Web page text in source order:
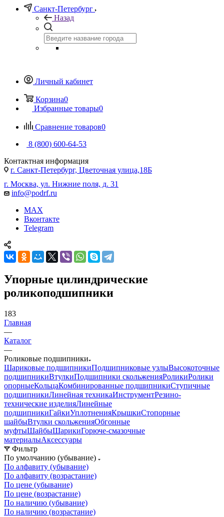
Санкт-Петербург
Назад
Личный кабинет
Корзина0
Избранные товары0
Сравнение товаров0
8 (800) 600-64-53
Контактная информация
г. Санкт-Петербург, Цветочная улица,18Б
г. Москва, ул. Нижние поля, д. 31
info@podrf.ru
MAX
Вконтакте
Telegram
Упорные цилиндрические
роликоподшипники
183
Главная
—
Каталог
—
Роликовые подшипники
Шариковые подшипникиПодшипниковые узлыВысокоточные
подшипникиВтулкиПодшипники скольженияРоликиРолики
опорныеКольцаКомбинированные подшипникиСтупичные
подшипникиЛинейная техникаИнструментРезино-
технические изделияЛинейные
подшипникиГайкиУплотненияКрышкиСтопорные
шайбыВтулки скольженияОбгонные
муфтыШайбыШарикиГорюче-смазочные
материалыАксессуары
Фильтр
По умолчанию (убывание)
По алфавиту (убывание)
По алфавиту (возрастание)
По цене (убывание)
По цене (возрастание)
По наличию (убывание)
По наличию (возрастание)